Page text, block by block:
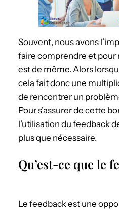
Souvent, nous avons
faire comprendre et
est de même. Alors
cela fait donc une
de rencontrer un
Pour s’assurer de cette
l’utilisation du feedback
plus que nécessaire.
Qu’est-ce que le
Le feedback est une